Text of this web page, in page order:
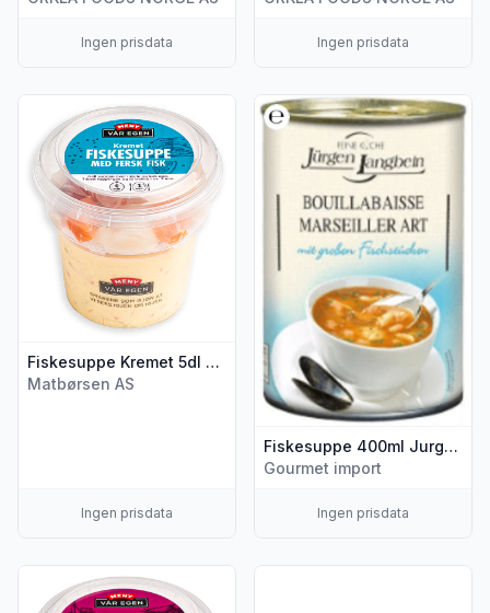
Ingen prisdata Ingen prisdata
Fiskesuppe Kremet 5dl Meny
Matbørsen AS
Ingen prisdata
Vis flere detaljer for produktet "Fiskesuppe Kremet 5dl
Fiskesuppe 400ml Jurgen Langbein
Gourmet import
Ingen prisdata
Vis flere detaljer for
Vis flere detaljer for produktet "Kremet fiskesuppe 4dl +